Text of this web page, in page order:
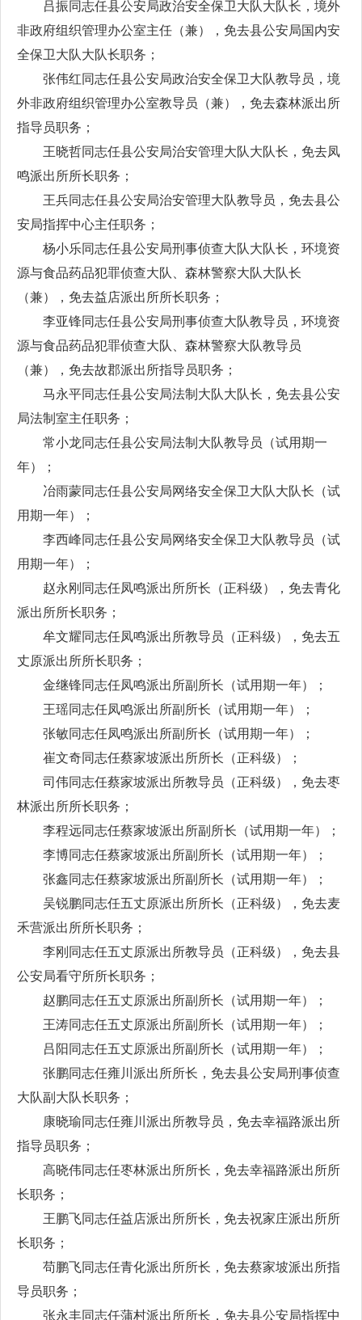
吕振同志任县公安局政治安全保卫大队大队长，境外
非政府组织管理办公室主任（兼），免去县公安局国内安
全保卫大队大队长职务；
张伟红同志任县公安局政治安全保卫大队教导员，境
外非政府组织管理办公室教导员（兼），免去森林派出所
指导员职务；
王晓哲同志任县公安局治安管理大队大队长，免去凤
鸣派出所所长职务；
王兵同志任县公安局治安管理大队教导员，免去县公
安局指挥中心主任职务；
杨小乐同志任县公安局刑事侦查大队大队长，环境资
源与食品药品犯罪侦查大队、森林警察大队大队长
（兼），免去益店派出所所长职务；
李亚锋同志任县公安局刑事侦查大队教导员，环境资
源与食品药品犯罪侦查大队、森林警察大队教导员
（兼），免去故郡派出所指导员职务；
马永平同志任县公安局法制大队大队长，免去县公安
局法制室主任职务；
常小龙同志任县公安局法制大队教导员（试用期一
年）；
冶雨蒙同志任县公安局网络安全保卫大队大队长（试
用期一年）；
李西峰同志任县公安局网络安全保卫大队教导员（试
用期一年）；
赵永刚同志任凤鸣派出所所长（正科级），免去青化
派出所所长职务；
牟文耀同志任凤鸣派出所教导员（正科级），免去五
丈原派出所所长职务；
金继锋同志任凤鸣派出所副所长（试用期一年）；
王瑶同志任凤鸣派出所副所长（试用期一年）；
张敏同志任凤鸣派出所副所长（试用期一年）；
崔文奇同志任蔡家坡派出所所长（正科级）；
司伟同志任蔡家坡派出所教导员（正科级），免去枣
林派出所所长职务；
李程远同志任蔡家坡派出所副所长（试用期一年）；
李博同志任蔡家坡派出所副所长（试用期一年）；
张鑫同志任蔡家坡派出所副所长（试用期一年）；
吴锐鹏同志任五丈原派出所所长（正科级），免去麦
禾营派出所所长职务；
李刚同志任五丈原派出所教导员（正科级），免去县
公安局看守所所长职务；
赵鹏同志任五丈原派出所副所长（试用期一年）；
王涛同志任五丈原派出所副所长（试用期一年）；
吕阳同志任五丈原派出所副所长（试用期一年）；
张鹏同志任雍川派出所所长，免去县公安局刑事侦查
大队副大队长职务；
康晓瑜同志任雍川派出所教导员，免去幸福路派出所
指导员职务；
高晓伟同志任枣林派出所所长，免去幸福路派出所所
长职务；
王鹏飞同志任益店派出所所长，免去祝家庄派出所所
长职务；
苟鹏飞同志任青化派出所所长，免去蔡家坡派出所指
导员职务；
张永丰同志任蒲村派出所所长，免去县公安局指挥中